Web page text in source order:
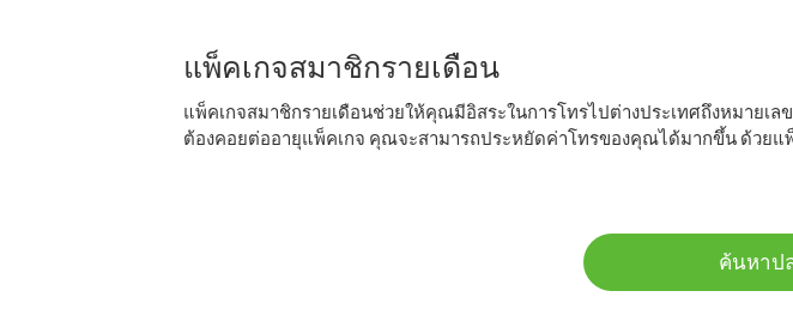
แพ็คเกจสมาชิกรายเดือน
แพ็คเกจสมาชิกรายเดือนช่วยให้คุณมีอิสระในการโทรไปต่างประเทศถึงหมาย
ต้องคอยต่ออายุแพ็คเกจ คุณจะสามารถประหยัดค่าโทรของคุณได้มากขึ้น ด้วยแ
ค้นหาป